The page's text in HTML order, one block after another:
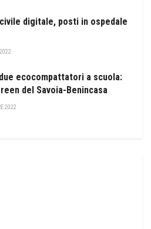
digitale, posti in ospedale
ecocompattatori a scuola:
del Savoia-Benincasa
2022